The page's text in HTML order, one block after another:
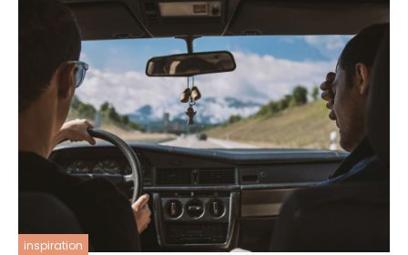
inspiration